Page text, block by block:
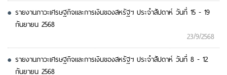
รายงานภาวะเศรษฐกิจและการเงินของสหรัฐฯ ประจำสัปดาห์ วันที่ 15 - 19
กันยายน 2568
23/9/2568
รายงานภาวะเศรษฐกิจและการเงินของสหรัฐฯ ประจำสัปดาห์ วันที่ 8 - 12
กันยายน 2568